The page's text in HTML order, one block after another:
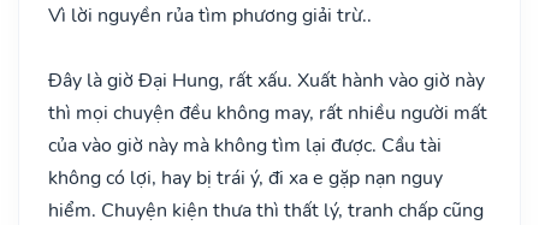
Vì lời nguyền rủa tìm phương giải trừ..
Đây là giờ Đại Hung, rất xấu. Xuất hành vào giờ này
thì mọi chuyện đều không may, rất nhiều người mất
của vào giờ này mà không tìm lại được. Cầu tài
không có lợi, hay bị trái ý, đi xa e gặp nạn nguy
hiểm. Chuyện kiện thưa thì thất lý, tranh chấp cũng